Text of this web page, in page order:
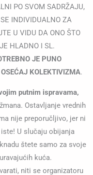
PO SVOM SADRŽAJU,
INDIVIDUALNO ZA
U VIDU DA ONO ŠTO
HLADNO I SL.
JE PUNO
KOLEKTIVIZMA.
putnim ispravama,
Ostavljanje vrednih
nije preporučljivo, jer ni
U slučaju obijanja
štete samo za svoje
kuća.
niti se organizatoru